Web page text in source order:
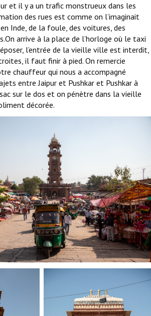
et il y a un trafic monstrueux dans les
des rues est comme on l’imaginait
Inde, de la foule, des voitures, des
arrive à la place de l’horloge où le taxi
l’entrée de la vieille ville est interdit,
il faut finir à pied. On remercie
chauffeur qui nous a accompagné
entre Jaipur et Pushkar et Pushkar à
sur le dos et on pénètre dans la vieille
décorée.